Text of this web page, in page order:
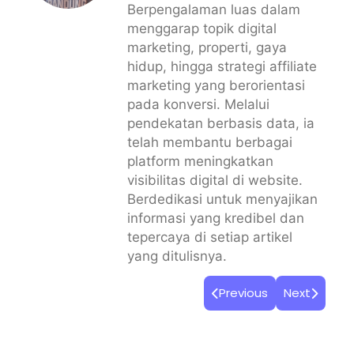
Berpengalaman luas dalam
menggarap topik digital
marketing, properti, gaya
hidup, hingga strategi affiliate
marketing yang berorientasi
pada konversi. Melalui
pendekatan berbasis data, ia
telah membantu berbagai
platform meningkatkan
visibilitas digital di website.
Berdedikasi untuk menyajikan
informasi yang kredibel dan
tepercaya di setiap artikel
yang ditulisnya.
Previous Next